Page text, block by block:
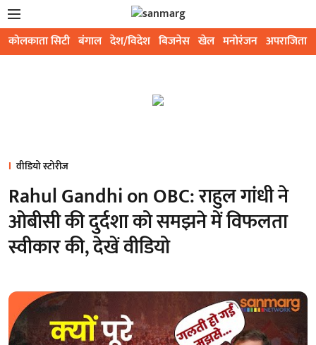
कोलकाता सिटी बंगाल देश/विदेश बिजनेस खेल मनोरंजन अपराजिता
वीडियो स्टोरीज
Rahul Gandhi on OBC: राहुल गांधी ने
ओबीसी की दुर्दशा को समझने में विफलता
स्वीकार की, देखें वीडियो